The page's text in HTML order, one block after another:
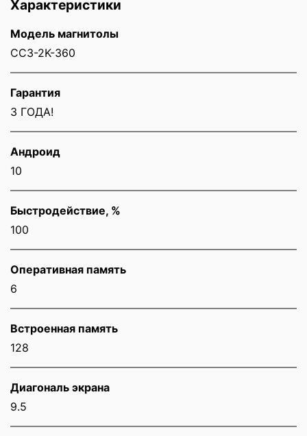
Характеристики
Модель магнитолы
CC3-2K-360
Гарантия
3 ГОДА!
Андроид
10
Быстродействие, %
100
Оперативная память
6
Встроенная память
128
Диагональ экрана
9.5